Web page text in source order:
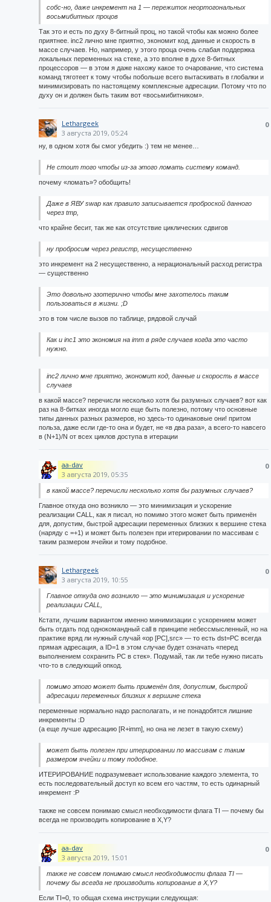
собс-но, даже инкремент на 1 — пережиток неортогональных
восьмибитных процов
Так это и есть по духу 8-битный проц, но такой чтобы как можно более
приятнее. inc2 лично мне приятно, экономит код, данные и скорость в
массе случаев. Но, например, у этого проца очень слабая поддержка
локальных переменных на стеке, а это вполне в духе 8-битных
процессоров — в этом я даже нахожу какое то очарование, что система
команд тяготеет к тому чтобы побольше всего вытаскивать в глобалки и
минимизировать по настоящему комплексные адресации. Потому что по
духу он и должен быть таким вот «восьмибитником».
0
Lethargeek
3 августа 2019, 05:24
ну, в одном хотя бы смог убедить :) тем не менее…
Не стоит того чтобы из-за этого ломать систему команд.
почему «ломать»? обобщить!
Даже в ЯВУ swap как правило записывается проброской данного
через tmp,
что крайне бесит, так же как отсутствие циклических сдвигов
ну пробросим через регистр, несущественно
это инкремент на 2 несущественно, а нерациональный расход регистра
— существенно
Это довольно эзотерично чтобы мне захотелось таким
пользоваться в жизни. ;D
это в том числе вызов по таблице, рядовой случай
Как и inc1 это экономия на imm в ряде случаев когда это часто
нужно.
inc2 лично мне приятно, экономит код, данные и скорость в массе
случаев
в какой массе? перечисли несколько хотя бы разумных случаев? вот как
раз на 8-битках иногда могло еще быть полезно, потому что основные
типы данных разных размеров, но здесь-то одинаковые они! притом
польза, даже если где-то она и будет, не «в два раза», а всего-то навсего
в (N+1)/N от всех циклов доступа в итерации
0
aa-dav
3 августа 2019, 05:35
в какой массе? перечисли несколько хотя бы разумных случаев?
Главное откуда оно возникло — это минимизация и ускорение
реализации CALL, как я писал, но помимо этого может быть применён
для, допустим, быстрой адресации переменных близких к вершине стека
(наряду с =+1) и может быть полезен при итерировании по массивам с
таким размером ячейки и тому подобное.
0
Lethargeek
3 августа 2019, 10:55
Главное откуда оно возникло — это минимизация и ускорение
реализации CALL,
Кстати, лучшим вариантом именно минимизации с ускорением может
быть отдать под однокомандный call в принципе небессмысленный, но на
практике вряд ли нужный случай «op [PC],src» — то есть dst=PC всегда
прямая адресация, а ID=1 в этом случае будет означать «перед
выполнением сохранить PC в стек». Подумай, так ли тебе нужно писать
что-то в следующий опкод.
помимо этого может быть применён для, допустим, быстрой
адресации переменных близких к вершине стека
переменные нормально надо располагать, и не понадобятся лишние
инкременты :D
(а еще лучше адресацию [R+imm], но она не лезет в такую схему)
может быть полезен при итерировании по массивам с таким
размером ячейки и тому подобное.
ИТЕРИРОВАНИЕ подразумевает использование каждого элемента, то
есть последовательный доступ ко всем его частям, то есть одинарный
инкремент :P
также не совсем понимаю смысл необходимости флага TI — почему бы
всегда не производить копирование в X,Y?
0
aa-dav
3 августа 2019, 15:01
также не совсем понимаю смысл необходимости флага TI —
почему бы всегда не производить копирование в X,Y?
Если TI=0, то общая схема инструкции следующая: